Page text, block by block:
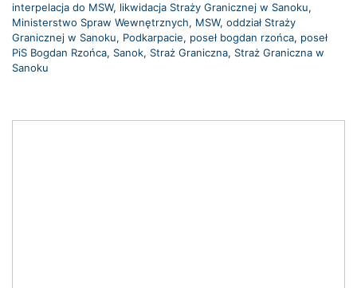
interpelacja do MSW, likwidacja Straży Granicznej w Sanoku,
Ministerstwo Spraw Wewnętrznych, MSW, oddział Straży
Granicznej w Sanoku, Podkarpacie, poseł bogdan rzońca, poseł
PiS Bogdan Rzońca, Sanok, Straż Graniczna, Straż Graniczna w
Sanoku